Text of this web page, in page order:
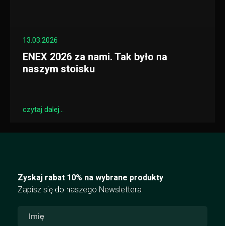
13.03.2026
ENEX 2026 za nami. Tak było na
naszym stoisku
czytaj dalej...
Zyskaj rabat 10% na wybrane produkty
Zapisz się do naszego Newslettera